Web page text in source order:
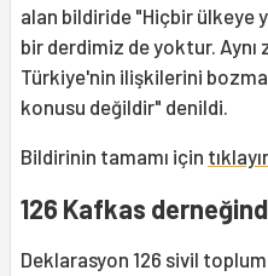
alan bildiride "Hiçbir ülkeye
bir derdimiz de yoktur.
Türkiye'nin ilişkilerini
konusu değildir" denildi.
Bildirinin tamamı için
126 Kafkas
Deklarasyon 126 sivil